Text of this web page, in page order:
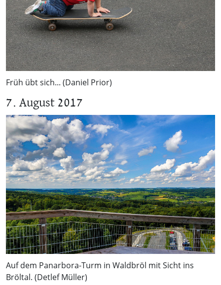
Früh übt sich... (Daniel Prior)
7. August 2017
Auf dem Panarbora-Turm in Waldbröl mit Sicht ins
Bröltal. (Detlef Müller)